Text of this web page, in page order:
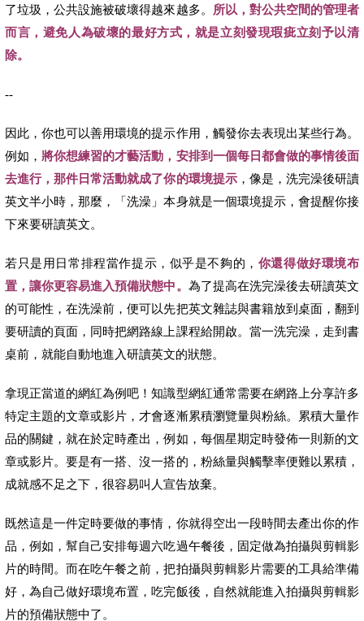
了垃圾，公共設施被破壞得越來越多。 所以，對公共空間的管理者
而言，避免人為破壞的最好方式，就是立刻發現瑕疵立刻予以清
除。
--
因此，你也可以善用環境的提示作用，觸發你去表現出某些行為。
例如，將你想練習的才藝活動，安排到一個每日都會做的事情後面
去進行，那件日常活動就成了你的環境提示，像是，洗完澡後研讀
英文半小時，那麼，「洗澡」本身就是一個環境提示，會提醒你接
下來要研讀英文。
若只是用日常排程當作提示，似乎是不夠的， 你還得做好環境布
置，讓你更容易進入預備狀態中。 為了提高在洗完澡後去研讀英文
的可能性，在洗澡前，便可以先把英文雜誌與書籍放到桌面，翻到
要研讀的頁面，同時把網路線上課程給開啟。當一洗完澡，走到書
桌前，就能自動地進入研讀英文的狀態。
拿現正當道的網紅為例吧！知識型網紅通常需要在網路上分享許多
特定主題的文章或影片，才會逐漸累積瀏覽量與粉絲。累積大量作
品的關鍵，就在於定時產出，例如，每個星期定時發佈一則新的文
章或影片。要是有一搭、沒一搭的，粉絲量與觸擊率便難以累積，
成就感不足之下，很容易叫人宣告放棄。
既然這是一件定時要做的事情，你就得空出一段時間去產出你的作
品，例如，幫自己安排每週六吃過午餐後，固定做為拍攝與剪輯影
片的時間。而在吃午餐之前，把拍攝與剪輯影片需要的工具給準備
好，為自己做好環境布置，吃完飯後，自然就能進入拍攝與剪輯影
片的預備狀態中了。